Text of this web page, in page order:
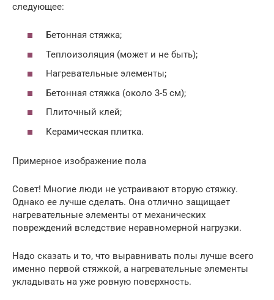
следующее:
Бетонная стяжка;
Теплоизоляция (может и не быть);
Нагревательные элементы;
Бетонная стяжка (около 3-5 см);
Плиточный клей;
Керамическая плитка.
Примерное изображение пола
Совет! Многие люди не устраивают вторую стяжку.
Однако ее лучше сделать. Она отлично защищает
нагревательные элементы от механических
повреждений вследствие неравномерной нагрузки.
Надо сказать и то, что выравнивать полы лучше всего
именно первой стяжкой, а нагревательные элементы
укладывать на уже ровную поверхность.